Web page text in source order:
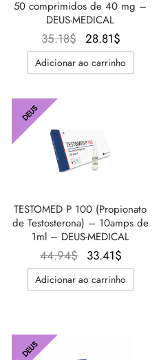
50 comprimidos de 40 mg –
DEUS-MEDICAL
35.18$
O
preço
original
28.81$
preço
atual é:
Adicionar ao carrinho
DEUS
TESTOMED P 100 (Propionato
de Testosterona) – 10amps de
1ml – DEUS-MEDICAL
44.94$ O preço
original
era:
33.41$
preço
atual é:
Adicionar ao carrinho
DEUS